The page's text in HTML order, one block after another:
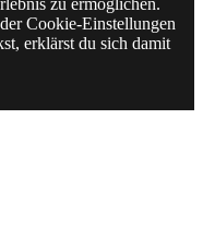
zu ermöglichen.
Cookie-Einstellungen
erklärst du sich damit